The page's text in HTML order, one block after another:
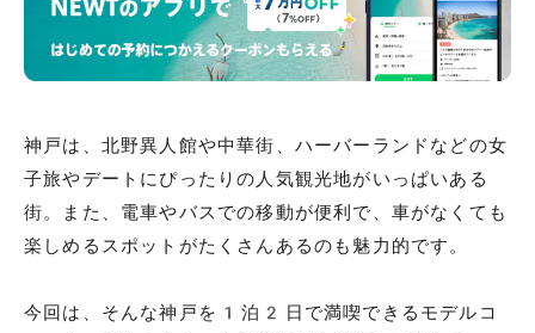
神戸は、北野異人館や中華街、ハーバーランドなどの女
子旅やデートにぴったりの人気観光地がいっぱいある
街。また、電車やバスでの移動が便利で、車がなくても
楽しめるスポットがたくさんあるのも魅力的です。
今回は、そんな神戸を1泊2日で満喫できるモデルコ